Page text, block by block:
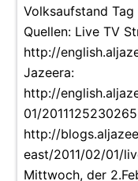
Volksaufstand
Quellen: Live TV
http://
Jazeera:
http://
01/
http://
east/2011/02/01/
Mittwoch, der